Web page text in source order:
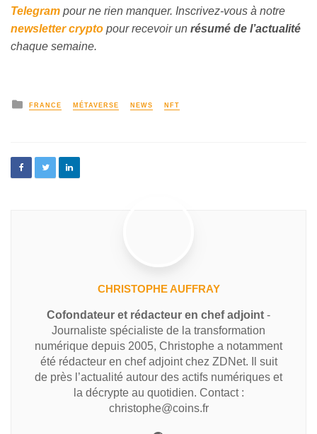
Telegram pour ne rien manquer. Inscrivez-vous à notre
newsletter crypto pour recevoir un résumé de l’actualité
chaque semaine.
FRANCE MÉTAVERSE NEWS NFT
CHRISTOPHE AUFFRAY
Cofondateur et rédacteur en chef adjoint -
Journaliste spécialiste de la transformation
numérique depuis 2005, Christophe a notamment
été rédacteur en chef adjoint chez ZDNet. Il suit
de près l’actualité autour des actifs numériques et
la décrypte au quotidien. Contact :
christophe@coins.fr